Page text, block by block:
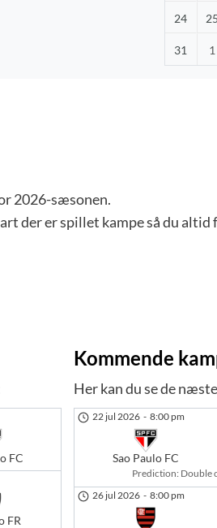
24 25
31 1
2026-sæsonen.
der er spillet kampe så du altid
FC
FR
Kommende
Her kan du se de næste
22 jul 2026 - 8:00 pm
Sao Paulo FC
Prediction: Double
26 jul 2026 - 8:00 pm